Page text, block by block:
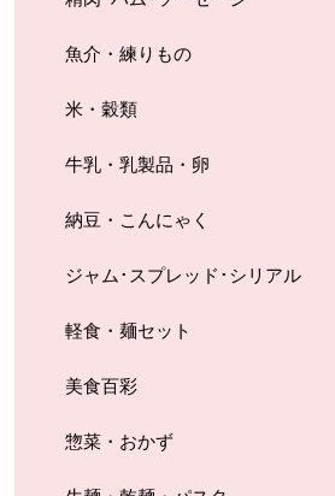
魚介・練りもの
米・穀類
牛乳・乳製品・卵
納豆・こんにゃく
ジャム･スプレッド･シリアル
軽食・麺セット
美食百彩
惣菜・おかず